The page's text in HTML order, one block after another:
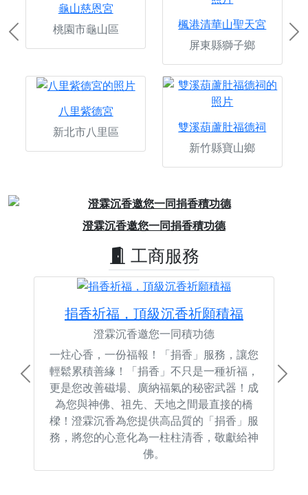
龜山慈恩宮
桃園市龜山區
楓港清華山聖天宮
屏東縣獅子鄉
八里紫德宮
新北市八里區
雙溪葫蘆肚福德祠
新竹縣寶山鄉
Previous
澄霖沉香邀您一同捐香積功德
工商服務
捐香祈福，頂級沉香祈願積福
澄霖沉香邀您一同積功德
一炷心香，一份福報！「捐香」服務，讓您
輕鬆累積善緣！「捐香」不只是一種祈福，
更是您改善磁場、廣納福氣的秘密武器！成
為您與神佛、祖先、天地之間最直接的橋
樑！澄霖沉香為您提供高品質的「捐香」服
務，將您的心意化為一柱柱清香，敬獻給神
佛。
Previous Next